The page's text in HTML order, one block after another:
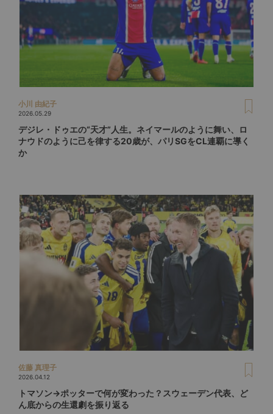
小川 由紀子
2026.05.29
デジレ・ドゥエの“天才”人生。ネイマールのように舞い、ロ
ナウドのように己を律する20歳が、パリSGをCL連覇に導く
か
佐藤 真理子
2026.04.12
トマソン→ポッターで何が変わった？スウェーデン代表、ど
ん底からの生還劇を振り返る